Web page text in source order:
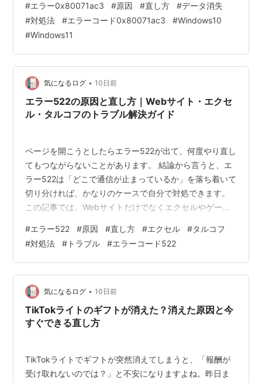
では、原因の見分け方から安全な対処手順まで順番にま
とめます。 エラー0x80071ac3が発生する原因とは？ フ
ァイルシステムの論理破損や不正取り外し 外部ストレー
ジ自体の経年劣化と物理障害 エラー0x80071ac3の修復
前に実行すべきデータ保護策とは？ 別ポートや別PCによ
る読み取…
#エラー0x80071ac3 #原因 #直し方 #データ消失
#対処法 #エラーコード0x80071ac3 #Windows10
#Windows11
気になるログ • 10日前
エラー522の原因と直し方｜Webサイト・エクセ
ル・タルコフのトラブル解決ガイド
ページを開こうとしたらエラー522が出て、何度やり直し
てもつながらないことがあります。 結論から言うと、エ
ラー522は「どこで通信が止まっているか」を落ち着いて
切り分ければ、かなりのケースで自分で対処できます。
この記事では、Webサイトだけでなくエクセルやゲー
説し、実際に動かせる手順を紹介します。 エラー522と
は？意味と基本知識 接続タイムアウト（Connection
Timed Out）の定義 エラー504（Gateway Timeout）と
の技術的な違い エラー522の原因は？ Webサーバーの負
荷増大と処理遅延 ファイアウォールや…
#エラー522 #原因 #直し方 #エクセル #タルコフ
#対処法 # トラブル #エラーコード522
気になるログ • 10日前
TikTokライトのギフトが消えた？消えた原因と今
すぐできる直し方
TikTokライトでギフトが突然消えてしまうと、「報酬が
受け取れないのでは？」と不安になりますよね。昨日ま